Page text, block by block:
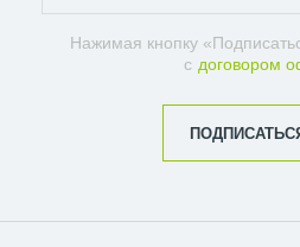
Нажимая кнопку
с договором